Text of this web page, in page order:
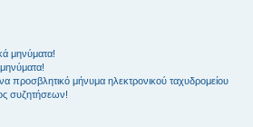
μηνύματα!
προσβλητικό μήνυμα ηλεκτρονικού ταχυδρομείου
συζητήσεων!